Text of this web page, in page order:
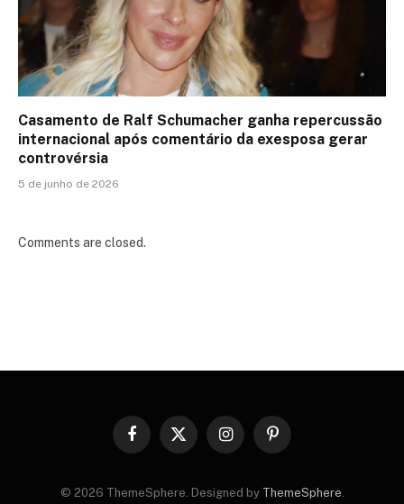
Casamento de Ralf Schumacher ganha repercussão
internacional após comentário da exesposa gerar
controvérsia
5 de junho de 2026
Comments are closed.
Facebook
X
InstagramPinterest
© 2026 ThemeSphere. Designed by ThemeSphere.